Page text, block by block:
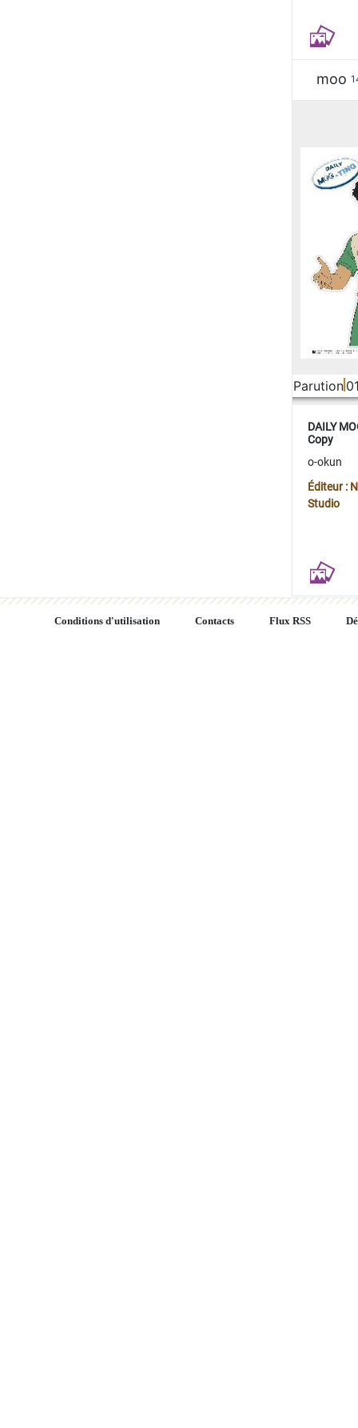
moo
Parution
DAILY
Copy
o-okun
Éditeur :
Studio
Conditions d'utilisation Contacts Flux RSS